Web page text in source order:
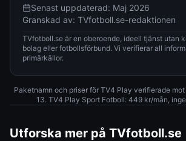
Senast uppdaterad: Maj 2026
Granskad av: TVfotboll.se-redaktionen
TVfotboll.se är en oberoende, ideell tjänst utan
bolag eller fotbollsförbund. Vi verifierar all
primärkällor.
Paketnamn och priser för TV4 Play verifierade
13. TV4 Play Sport Fotboll: 449 kr/mån,
Utforska mer på TVfotboll.se